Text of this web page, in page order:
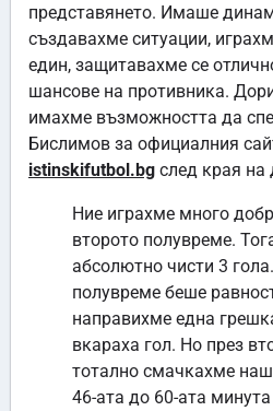
представянето. Имаше
създавахме ситуации,
един, защитавахме се
шансове на противника.
имахме възможността да
Бислимов за официалния
istinskifutbol.bg след края
Ние играхме много
второто полувреме.
абсолютно чисти 3
полувреме беше
направихме една
вкараха гол. Но през
тотално смачкахме
46-ата до 60-ата